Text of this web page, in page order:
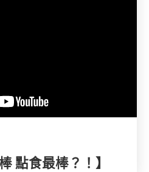
點食最棒？！】